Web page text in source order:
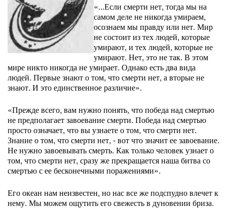
«...Если смерти нет, тогда мы на
самом деле не никогда умираем,
осознаем мы правду или нет. Мир
не состоит из тех людей, которые
умирают, и тех людей, которые не
умирают. Нет, это не так. В этом
мире никто никогда не умирает. Однако есть два вида
людей. Первые знают о том, что смерти нет, а вторые не
знают. И это единственное различие».
«Прежде всего, вам нужно понять, что победа над смертью
не предполагает завоевание смерти. Победа над смертью
просто означает, что вы узнаете о том, что смерти нет.
Знание о том, что смерти нет, - вот что значит ее завоевание.
Не нужно завоевывать смерть. Как только человек узнает о
том, что смерти нет, сразу же прекращается наша битва со
смертью с ее бесконечными поражениями».
Его океан нам неизвестен, но нас все же подспудно влечет к
нему. Мы можем ощутить его свежесть в дуновении бриза.